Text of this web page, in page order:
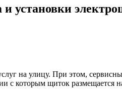
установки
на улицу. При этом,
с которым щиток размещается